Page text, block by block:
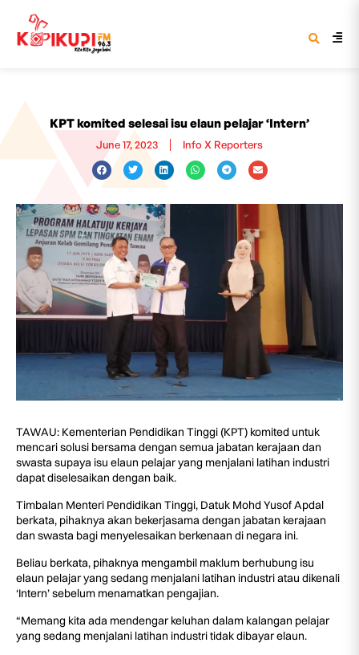
KPT komited selesai isu elaun pelajar ‘Intern’
June 17, 2023 Info X Reporters
TAWAU: Kementerian Pendidikan Tinggi (KPT) komited untuk
mencari solusi bersama dengan semua jabatan kerajaan dan
swasta supaya isu elaun pelajar yang menjalani latihan industri
dapat diselesaikan dengan baik.
Timbalan Menteri Pendidikan Tinggi, Datuk Mohd Yusof Apdal
berkata, pihaknya akan bekerjasama dengan jabatan kerajaan
dan swasta bagi menyelesaikan berkenaan di negara ini.
Beliau berkata, pihaknya mengambil maklum berhubung isu
elaun pelajar yang sedang menjalani latihan industri atau dikenali
‘Intern’ sebelum menamatkan pengajian.
“Memang kita ada mendengar keluhan dalam kalangan pelajar
yang sedang menjalani latihan industri tidak dibayar elaun.